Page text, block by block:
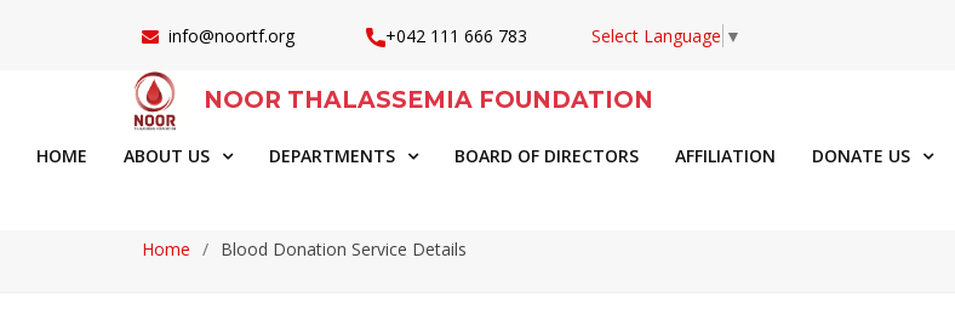
info@noortf.org +042 111 666 783 Select Language ▼
NOOR THALASSEMIA FOUNDATION
HOME ABOUT US DEPARTMENTS BOARD OF DIRECTORS AFFILIATION DONATE US
Home
Blood Donation Service Details